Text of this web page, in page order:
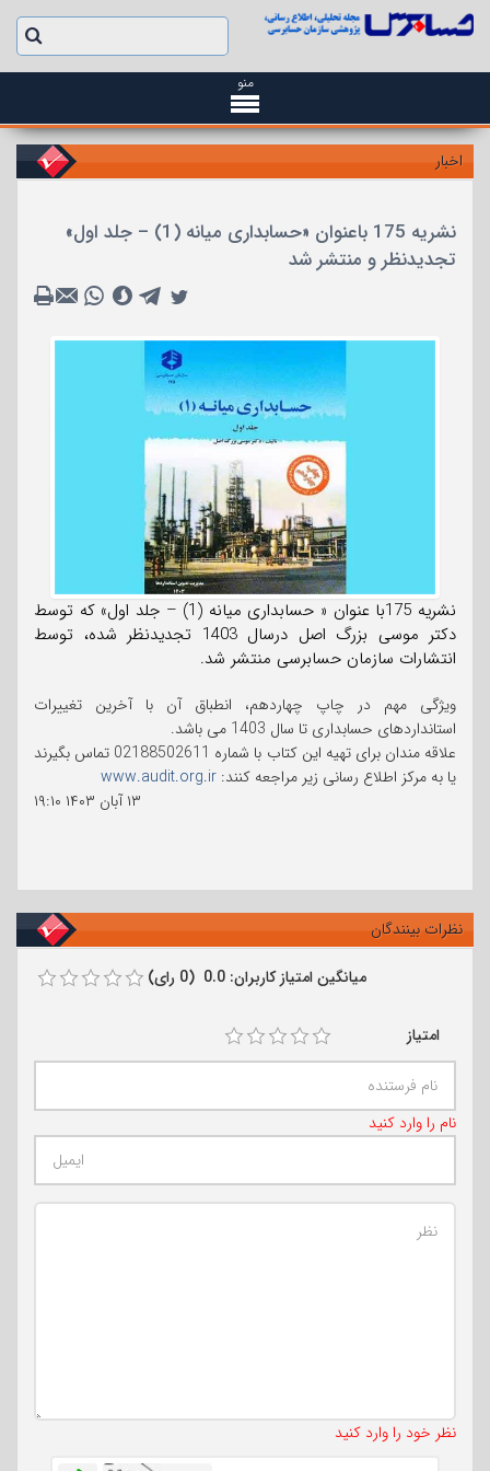
منو
اخبار
نشریه 175 باعنوان «حسابداری میانه (1) – جلد اول»
تجدیدنظر و منتشر شد
نشریه 175با عنوان « حسابداری میانه (1) – جلد اول» که توسط
دکتر موسی بزرگ اصل درسال 1403 تجدیدنظر شده، توسط
انتشارات سازمان حسابرسی منتشر شد.
ویژگی مهم در چاپ چهاردهم، انطباق آن با آخرین تغییرات
استانداردهای حسابداری تا سال 1403 می باشد.
علاقه مندان برای تهیه این کتاب با شماره 02188502611 تماس بگیرند
یا به مرکز اطلاع رسانی زیر مراجعه کنند: www.audit.org.ir
۱۳ آبان ۱۴۰۳
۱۹:۱۰
نظرات بینندگان
میانگین امتیاز کاربران: 0.0 (0 رای)
امتیاز
نام را وارد کنید
نظر خود را وارد کنید